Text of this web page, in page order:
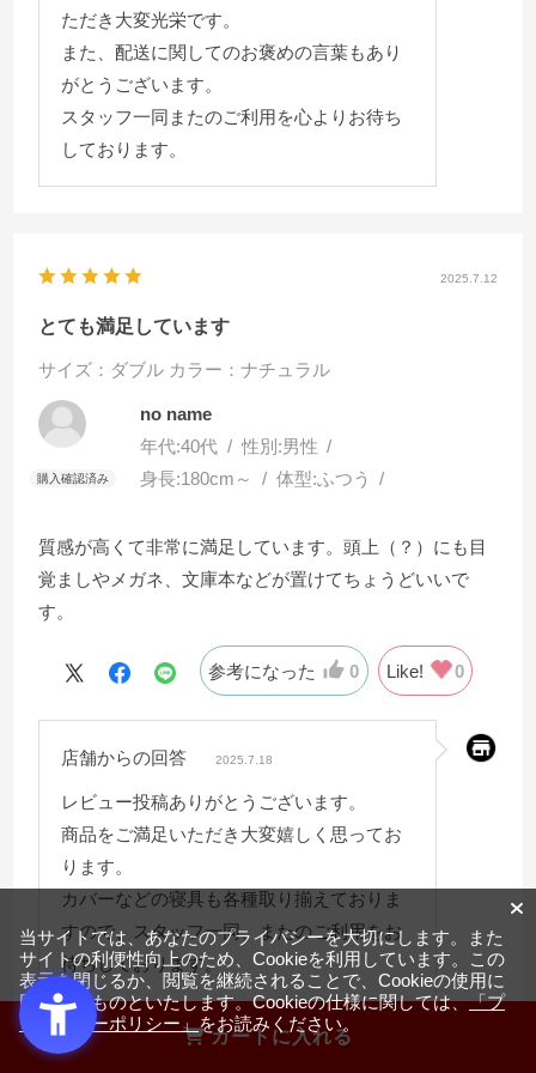
カートに入れる
ただき大変光栄です。
また、配送に関してのお褒めの言葉もあり
がとうございます。
スタッフ一同またのご利用を心よりお待ち
しております。
2025.7.12
とても満足しています
サイズ：ダブル カラー：ナチュラル
no name
年代:40代 性別:男性
身長:180cm～ 体型:ふつう
質感が高くて非常に満足しています。頭上（？）にも目
覚ましやメガネ、文庫本などが置けてちょうどいいで
す。
参考になった 0 Like! 0
店舗からの回答 2025.7.18
レビュー投稿ありがとうございます。
商品をご満足いただき大変嬉しく思ってお
ります。
カバーなどの寝具も各種取り揃えておりま
すので、スタッフ一同、またのご利用をお
待ちしております。
当サイトでは、あなたのプライバシーを大切にします。また
サイトの利便性向上のため、Cookieを利用しています。この
表示を閉じるか、閲覧を継続されることで、Cookieの使用に
同意するものといたします。Cookieの仕様に関しては、「プ
ライバシーポリシー」をお読みください。